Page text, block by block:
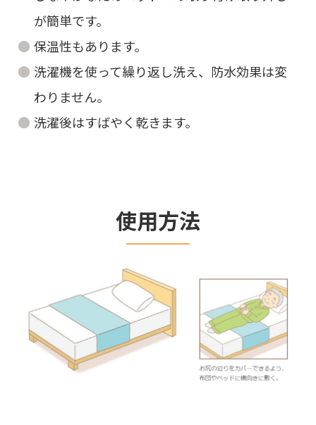
が簡単です。
保温性もあります。
洗濯機を使って繰り返し洗え、防水効果は変
わりません。
洗濯後はすばやく乾きます。
使用方法